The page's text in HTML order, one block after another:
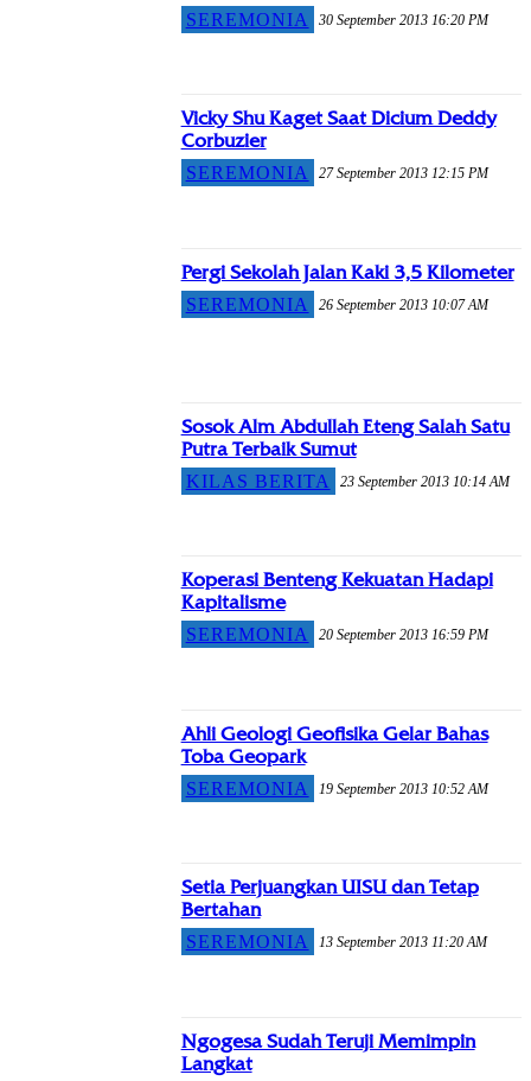
SEREMONIA 30 September 2013 16:20 PM
Vicky Shu Kaget Saat Dicium Deddy
Corbuzier
SEREMONIA 27 September 2013 12:15 PM
Pergi Sekolah Jalan Kaki 3,5 Kilometer
SEREMONIA 26 September 2013 10:07 AM
Sosok Alm Abdullah Eteng Salah Satu
Putra Terbaik Sumut
KILAS BERITA 23 September 2013 10:14 AM
Koperasi Benteng Kekuatan Hadapi
Kapitalisme
SEREMONIA 20 September 2013 16:59 PM
Ahli Geologi Geofisika Gelar Bahas
Toba Geopark
SEREMONIA 19 September 2013 10:52 AM
Setia Perjuangkan UISU dan Tetap
Bertahan
SEREMONIA 13 September 2013 11:20 AM
Ngogesa Sudah Teruji Memimpin
Langkat